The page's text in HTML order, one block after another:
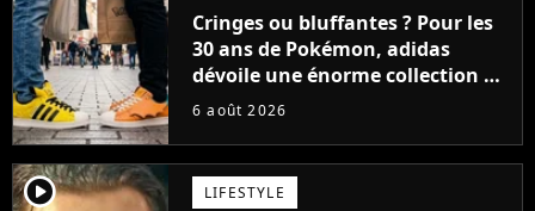
Cringes ou bluffantes ? Pour les
30 ans de Pokémon, adidas
dévoile une énorme collection de
sneakers et je ne sais pas quoi en
6 août 2026
player2 LIFESTYLE